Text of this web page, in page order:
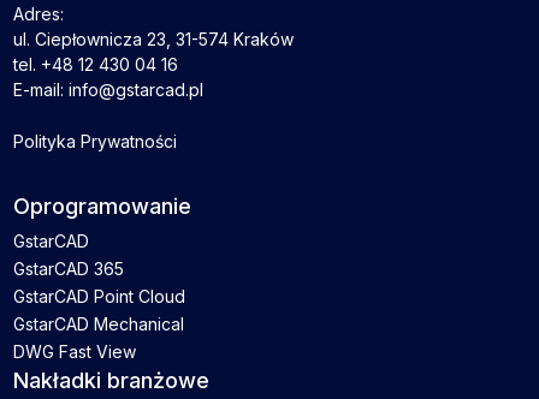
Adres:
ul. Ciepłownicza 23, 31-574 Kraków
tel. +48 12 430 04 16
E-mail: info@gstarcad.pl
Polityka Prywatności
Oprogramowanie
GstarCAD
GstarCAD 365
GstarCAD Point Cloud
GstarCAD Mechanical
DWG Fast View
Nakładki branżowe